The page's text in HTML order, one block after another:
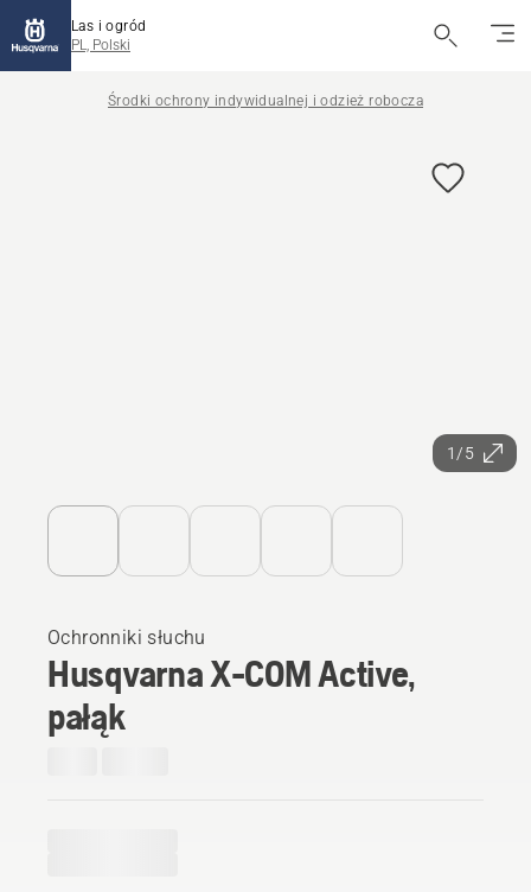
Las i ogród
PL, Polski
Środki ochrony indywidualnej i odzież robocza
1/5
Ochronniki słuchu
Husqvarna X-COM Active,
pałąk